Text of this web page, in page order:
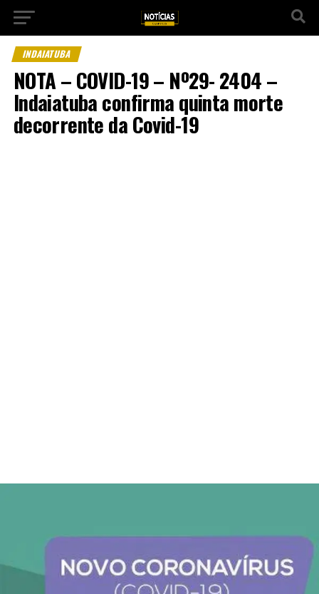
INDAIATUBA
NOTA – COVID-19 – Nº29- 2404 –
Indaiatuba confirma quinta morte
decorrente da Covid-19